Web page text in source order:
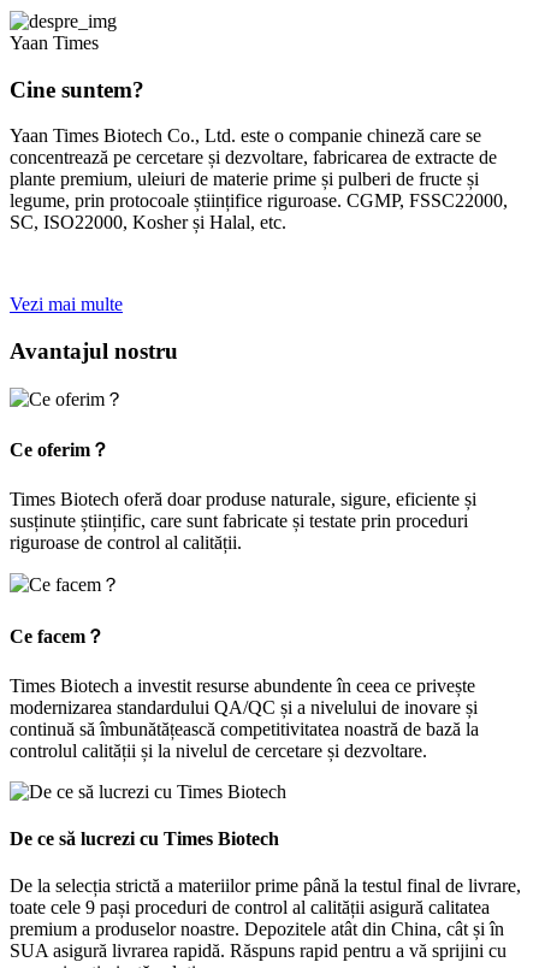
Yaan Times
Cine suntem?
Yaan Times Biotech Co., Ltd. este o companie chineză care se
concentrează pe cercetare și dezvoltare, fabricarea de extracte de
plante premium, uleiuri de materie prime și pulberi de fructe și
legume, prin protocoale științifice riguroase. CGMP, FSSC22000,
SC, ISO22000, Kosher și Halal, etc.
Vezi mai multe
Avantajul nostru
Ce oferim？
Times Biotech oferă doar produse naturale, sigure, eficiente și
susținute științific, care sunt fabricate și testate prin proceduri
riguroase de control al calității.
Ce facem？
Times Biotech a investit resurse abundente în ceea ce privește
modernizarea standardului QA/QC și a nivelului de inovare și
continuă să îmbunătățească competitivitatea noastră de bază la
controlul calității și la nivelul de cercetare și dezvoltare.
De ce să lucrezi cu Times Biotech
De la selecția strictă a materiilor prime până la testul final de livrare,
toate cele 9 pași proceduri de control al calității asigură calitatea
premium a produselor noastre. Depozitele atât din China, cât și în
SUA asigură livrarea rapidă. Răspuns rapid pentru a vă sprijini cu